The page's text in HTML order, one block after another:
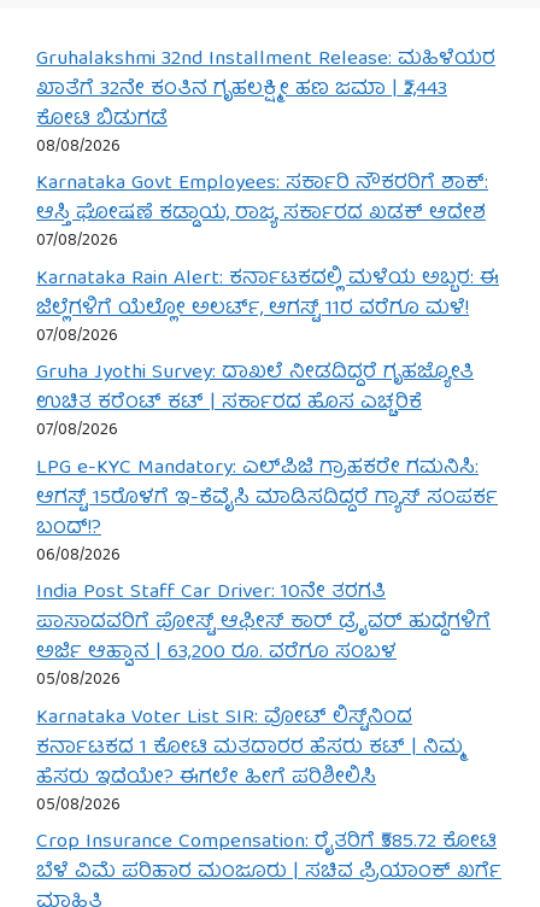
Gruhalakshmi 32nd Installment Release: ಮಹಿಳೆಯರ
ಖಾತೆಗೆ 32ನೇ ಕಂತಿನ ಗೃಹಲಕ್ಷ್ಮೀ ಹಣ ಜಮಾ | ₹2,443
ಕೋಟಿ ಬಿಡುಗಡೆ
08/08/2026
Karnataka Govt Employees: ಸರ್ಕಾರಿ ನೌಕರರಿಗೆ ಶಾಕ್:
ಆಸ್ತಿ ಘೋಷಣೆ ಕಡ್ಡಾಯ, ರಾಜ್ಯ ಸರ್ಕಾರದ ಖಡಕ್ ಆದೇಶ
07/08/2026
Karnataka Rain Alert: ಕರ್ನಾಟಕದಲ್ಲಿ ಮಳೆಯ ಅಬ್ಬರ: ಈ
ಜಿಲ್ಲೆಗಳಿಗೆ ಯೆಲ್ಲೋ ಅಲರ್ಟ್, ಆಗಸ್ಟ್ 11ರ ವರೆಗೂ ಮಳೆ!
07/08/2026
Gruha Jyothi Survey: ದಾಖಲೆ ನೀಡದಿದ್ದರೆ ಗೃಹಜ್ಯೋತಿ
ಉಚಿತ ಕರೆಂಟ್ ಕಟ್ | ಸರ್ಕಾರದ ಹೊಸ ಎಚ್ಚರಿಕೆ
07/08/2026
LPG e-KYC Mandatory: ಎಲ್‌ಪಿಜಿ ಗ್ರಾಹಕರೇ ಗಮನಿಸಿ:
ಆಗಸ್ಟ್ 15ರೊಳಗೆ ಇ-ಕೆವೈಸಿ ಮಾಡಿಸದಿದ್ದರೆ ಗ್ಯಾಸ್ ಸಂಪರ್ಕ
ಬಂದ್!?
06/08/2026
India Post Staff Car Driver: 10ನೇ ತರಗತಿ
ಪಾಸಾದವರಿಗೆ ಪೋಸ್ಟ್ ಆಫೀಸ್ ಕಾರ್ ಡ್ರೈವರ್ ಹುದ್ದೆಗಳಿಗೆ
ಅರ್ಜಿ ಆಹ್ವಾನ | 63,200 ರೂ. ವರೆಗೂ ಸಂಬಳ
05/08/2026
Karnataka Voter List SIR: ವೋಟ್ ಲಿಸ್ಟ್‌ನಿಂದ
ಕರ್ನಾಟಕದ 1 ಕೋಟಿ ಮತದಾರರ ಹೆಸರು ಕಟ್ | ನಿಮ್ಮ
ಹೆಸರು ಇದೆಯೇ? ಈಗಲೇ ಹೀಗೆ ಪರಿಶೀಲಿಸಿ
05/08/2026
Crop Insurance Compensation: ರೈತರಿಗೆ ₹585.72 ಕೋಟಿ
ಬೆಳೆ ವಿಮೆ ಪರಿಹಾರ ಮಂಜೂರು | ಸಚಿವ ಪ್ರಿಯಾಂಕ್ ಖರ್ಗೆ